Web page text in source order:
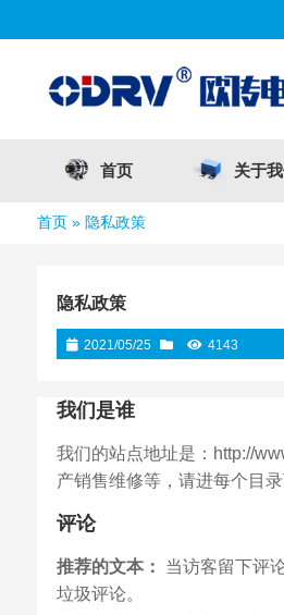
首页 关于
首页» 隐私政策
隐私政策
2021/05/25 4143
我们是谁
我们的站点地址是：http://
产销售维修等，请进每个目录
评论
推荐的文本： 当访客留下评
垃圾评论。